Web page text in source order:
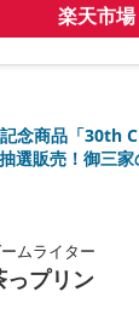
楽天市場
念商品「30th
選販売！御三
ムライター
っプリン